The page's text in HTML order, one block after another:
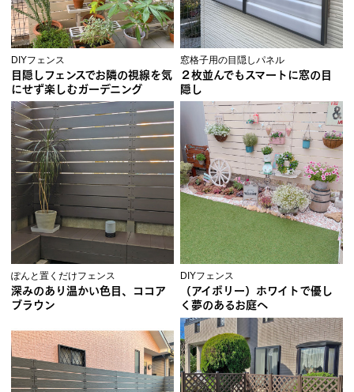
DIYフェンス
目隠しフェンスでお隣の視線を気
にせず楽しむガーデニング
窓格子用の目隠しパネル
２枚並んでもスマートに窓の目
隠し
ぽんと置くだけフェンス
深みのあり温かい色目、ココア
ブラウン
DIYフェンス
（アイボリー）ホワイトで優し
く夢のあるお庭へ